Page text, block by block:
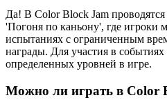
Да! В Color Block Jam
'Погоня по каньону', где игроки
испытаниях с ограниченным
награды. Для участия в
определенных уровней в игре.
Можно ли играть в Color